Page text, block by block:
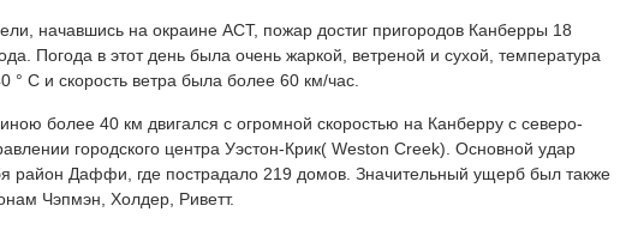
начавшись на окраине ACT, пожар достиг пригородов Канберры 18
Погода в этот день была очень жаркой, ветреной и сухой, температура
° C и скорость ветра была более 60 км/час.
более 40 км двигался с огромной скоростью на Канберру с северо-
городского центра Уэстон-Крик( Weston Creek). Основной удар
район Даффи, где пострадало 219 домов. Значительный ущерб был также
Чэпмэн, Холдер, Риветт.